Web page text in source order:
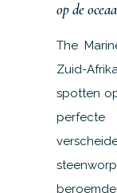
op de
The
Zuid-
spotten